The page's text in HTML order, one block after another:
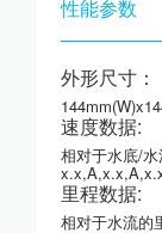
性能参数
外形尺寸：
速度数据:
相对于水底/
里程数据:
相对于水流的